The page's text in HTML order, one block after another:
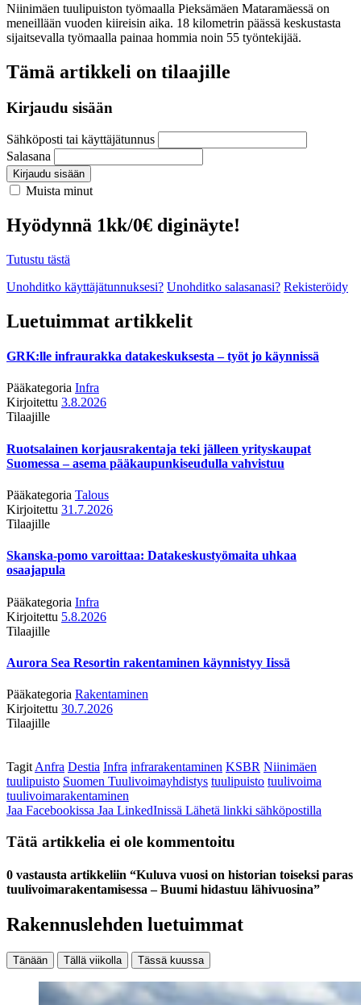
Niinimäen tuulipuiston työmaalla Pieksämäen Mataramäessä on
meneillään vuoden kiireisin aika. 18 kilometrin päässä keskustasta
sijaitsevalla työmaalla painaa hommia noin 55 työntekijää.
Tämä artikkeli on tilaajille
Kirjaudu sisään
Sähköposti tai käyttäjätunnus
Salasana
Kirjaudu sisään
Muista minut
Hyödynnä 1kk/0€ diginäyte!
Tutustu tästä
Unohditko käyttäjätunnuksesi? Unohditko salasanasi? Rekisteröidy
Luetuimmat artikkelit
GRK:lle infraurakka datakeskuksesta – työt jo käynnissä
Pääkategoria Infra
Kirjoitettu 3.8.2026
Tilaajille
Ruotsalainen korjausrakentaja teki jälleen yrityskaupat
Suomessa – asema pääkaupunkiseudulla vahvistuu
Pääkategoria Talous
Kirjoitettu 31.7.2026
Tilaajille
Skanska-pomo varoittaa: Datakeskustyömaita uhkaa
osaajapula
Pääkategoria Infra
Kirjoitettu 5.8.2026
Tilaajille
Aurora Sea Resortin rakentaminen käynnistyy Iissä
Pääkategoria Rakentaminen
Kirjoitettu 30.7.2026
Tilaajille
Tagit Anfra Destia Infra infrarakentaminen KSBR Niinimäen
tuulipuisto Suomen Tuulivoimayhdistys tuulipuisto tuulivoima
tuulivoimarakentaminen
Jaa Facebookissa Jaa LinkedInissä Lähetä linkki sähköpostilla
Tätä artikkelia ei ole kommentoitu
0 vastausta artikkeliin “Kuluva vuosi on historian toiseksi paras
tuulivoimarakentamisessa – Buumi hidastuu lähivuosina”
Rakennuslehden luetuimmat
Tänään Tällä viikolla Tässä kuussa